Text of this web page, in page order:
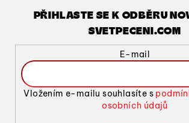
PŘIHLASTE SE K ODBĚRU
SVETPECENI.COM
E-mail
Vložením e-mailu souhlasíte s
osobních údajů